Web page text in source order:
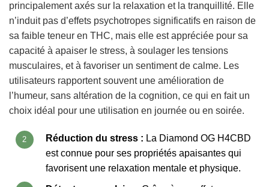
principalement axés sur la relaxation et la tranquillité. Elle
n’induit pas d’effets psychotropes significatifs en raison de
sa faible teneur en THC, mais elle est appréciée pour sa
capacité à apaiser le stress, à soulager les tensions
musculaires, et à favoriser un sentiment de calme. Les
utilisateurs rapportent souvent une amélioration de
l’humeur, sans altération de la cognition, ce qui en fait un
choix idéal pour une utilisation en journée ou en soirée.
Réduction du stress : La Diamond OG H4CBD
est connue pour ses propriétés apaisantes qui
favorisent une relaxation mentale et physique.